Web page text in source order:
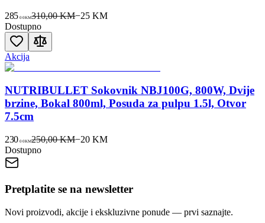
285 00KM310,00 KM−25 KM
Dostupno
Akcija
NUTRIBULLET Sokovnik NBJ100G, 800W, Dvije
brzine, Bokal 800ml, Posuda za pulpu 1.5l, Otvor
7.5cm
230 00KM250,00 KM−20 KM
Dostupno
Pretplatite se na newsletter
Novi proizvodi, akcije i ekskluzivne ponude — prvi saznajte.